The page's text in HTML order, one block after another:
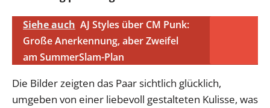
Siehe auch AJ Styles über CM Punk:
Große Anerkennung, aber Zweifel
am SummerSlam-Plan
Die Bilder zeigten das Paar sichtlich glücklich,
umgeben von einer liebevoll gestalteten Kulisse, was